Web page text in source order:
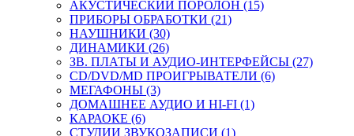
АКУСТИЧЕСКИЙ ПОРОЛОН (15)
ПРИБОРЫ ОБРАБОТКИ (21)
НАУШНИКИ (30)
ДИНАМИКИ (26)
ЗВ. ПЛАТЫ И АУДИО-ИНТЕРФЕЙСЫ (27)
CD/DVD/MD ПРОИГРЫВАТЕЛИ (6)
МЕГАФОНЫ (3)
ДОМАШНЕЕ АУДИО И HI-FI (1)
КАРАОКЕ (6)
СТУДИИ ЗВУКОЗАПИСИ (1)